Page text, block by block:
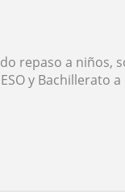
repaso a niños,
y Bachillerato